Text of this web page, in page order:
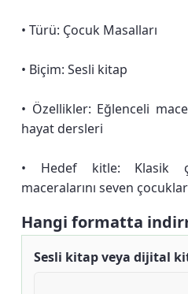
• Türü: Çocuk Masalları
• Biçim: Sesli kitap
• Özellikler: Eğlenceli
hayat dersleri
• Hedef kitle: Klasik
maceralarını seven
Hangi formatta
Sesli kitap veya dijital